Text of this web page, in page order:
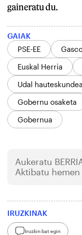
gaineratu du.
GAIAK
PSE-EE
Euskal Herria
Udal
Gobernu osaketa
Gobernua
Aukeratu
Aktibatu hemen
IRUZKINAK
Iruzkin bat egin